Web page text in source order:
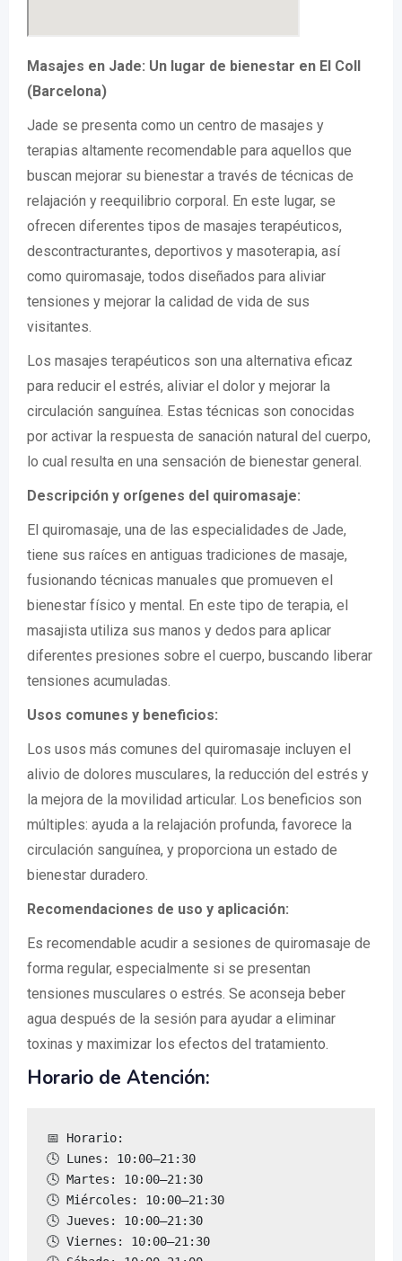
Masajes en Jade: Un lugar de bienestar en El Coll
(Barcelona)
Jade se presenta como un centro de masajes y
terapias altamente recomendable para aquellos que
buscan mejorar su bienestar a través de técnicas de
relajación y reequilibrio corporal. En este lugar, se
ofrecen diferentes tipos de masajes terapéuticos,
descontracturantes, deportivos y masoterapia, así
como quiromasaje, todos diseñados para aliviar
tensiones y mejorar la calidad de vida de sus
visitantes.
Los masajes terapéuticos son una alternativa eficaz
para reducir el estrés, aliviar el dolor y mejorar la
circulación sanguínea. Estas técnicas son conocidas
por activar la respuesta de sanación natural del cuerpo,
lo cual resulta en una sensación de bienestar general.
Descripción y orígenes del quiromasaje:
El quiromasaje, una de las especialidades de Jade,
tiene sus raíces en antiguas tradiciones de masaje,
fusionando técnicas manuales que promueven el
bienestar físico y mental. En este tipo de terapia, el
masajista utiliza sus manos y dedos para aplicar
diferentes presiones sobre el cuerpo, buscando liberar
tensiones acumuladas.
Usos comunes y beneficios:
Los usos más comunes del quiromasaje incluyen el
alivio de dolores musculares, la reducción del estrés y
la mejora de la movilidad articular. Los beneficios son
múltiples: ayuda a la relajación profunda, favorece la
circulación sanguínea, y proporciona un estado de
bienestar duradero.
Recomendaciones de uso y aplicación:
Es recomendable acudir a sesiones de quiromasaje de
forma regular, especialmente si se presentan
tensiones musculares o estrés. Se aconseja beber
agua después de la sesión para ayudar a eliminar
toxinas y maximizar los efectos del tratamiento.
Horario de Atención:
📅 Horario:
🕓 Lunes: 10:00–21:30
🕓 Martes: 10:00–21:30
🕓 Miércoles: 10:00–21:30
🕓 Jueves: 10:00–21:30
🕓 Viernes: 10:00–21:30